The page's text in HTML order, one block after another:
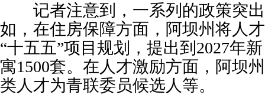
记者注意到，一系列的政策突出
如，在住房保障方面，阿坝州将人
“十五五”项目规划，提出到2027年
寓1500套。在人才激励方面，阿坝
类人才为青联委员候选人等。